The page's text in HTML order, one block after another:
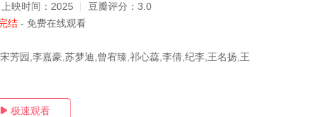
上映时间： 2025 豆瓣评分： 3.0
结 - 免费在线观看
芳园,李嘉豪,苏梦迪,曾宥臻,祁心蕊,李倩,纪李,王名扬,王
 极速观看